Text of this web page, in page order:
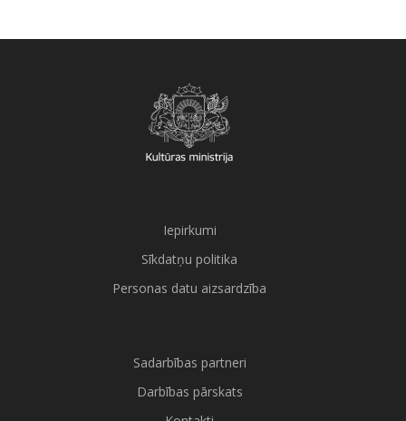
Iepirkumi
Sīkdatņu politika
Personas datu aizsardzība
Sadarbības partneri
Darbības pārskats